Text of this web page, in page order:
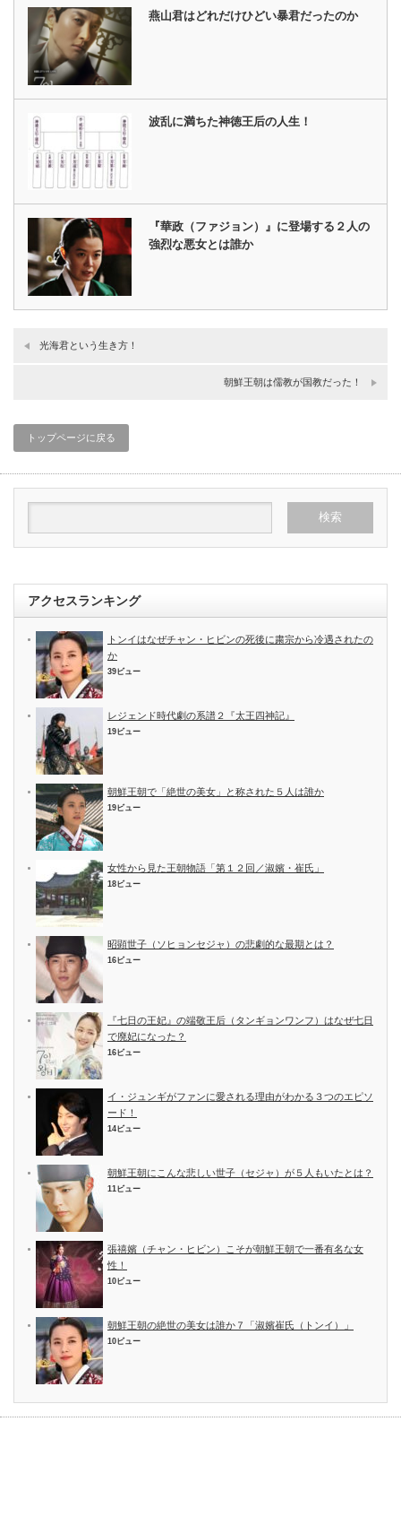
燕山君はどれだけひどい暴君だったのか
波乱に満ちた神徳王后の人生！
『華政（ファジョン）』に登場する２人の
強烈な悪女とは誰か
光海君という生き方！
朝鮮王朝は儒教が国教だった！
トップページに戻る
アクセスランキング
トンイはなぜチャン・ヒビンの死後に粛宗から冷遇されたの
か
39ビュー
レジェンド時代劇の系譜２『太王四神記』
19ビュー
朝鮮王朝で「絶世の美女」と称された５人は誰か
19ビュー
女性から見た王朝物語「第１２回／淑嬪・崔氏」
18ビュー
昭顕世子（ソヒョンセジャ）の悲劇的な最期とは？
16ビュー
『七日の王妃』の端敬王后（タンギョンワンフ）はなぜ七日
で廃妃になった？
16ビュー
イ・ジュンギがファンに愛される理由がわかる３つのエピソ
ード！
14ビュー
朝鮮王朝にこんな悲しい世子（セジャ）が５人もいたとは？
11ビュー
張禧嬪（チャン・ヒビン）こそが朝鮮王朝で一番有名な女
性！
10ビュー
朝鮮王朝の絶世の美女は誰か７「淑嬪崔氏（トンイ）」
10ビュー